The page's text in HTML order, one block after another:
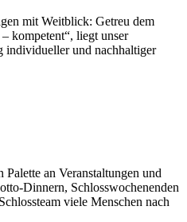
mit Weitblick: Getreu dem
kompetent“, liegt unser
und nachhaltiger
an Veranstaltungen und
Dinnern, Schlosswochenenden
viele Menschen nach